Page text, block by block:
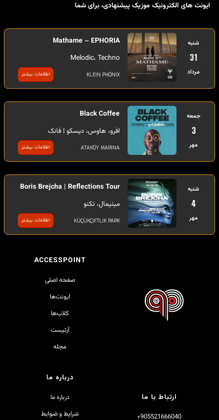
ایونت های الکترونیک موزیک پیشنهادی، برای شما
شنبه
31
مرداد
Mathame – EPHORIA
Melodic، Techno
KLEIN PHÖNIX اطلاعات بیشتر
جمعه
3
مهر
Black Coffee
افرو، هاوس، دیسکو | فانک
ATAKÖY MARINA اطلاعات بیشتر
شنبه
4
مهر
Boris Brejcha | Reflections Tour
مینیمال، تکنو
KÜÇÜKÇIFTLIK PARK اطلاعات بیشتر
ACCESSPOINT
صفحه اصلی
ایونت‌ها
کلاب‌ها
آرتیست
مجله
ارتباط با ما
905521666040+
درباره ما
درباره ما
شرایط و ضوابط